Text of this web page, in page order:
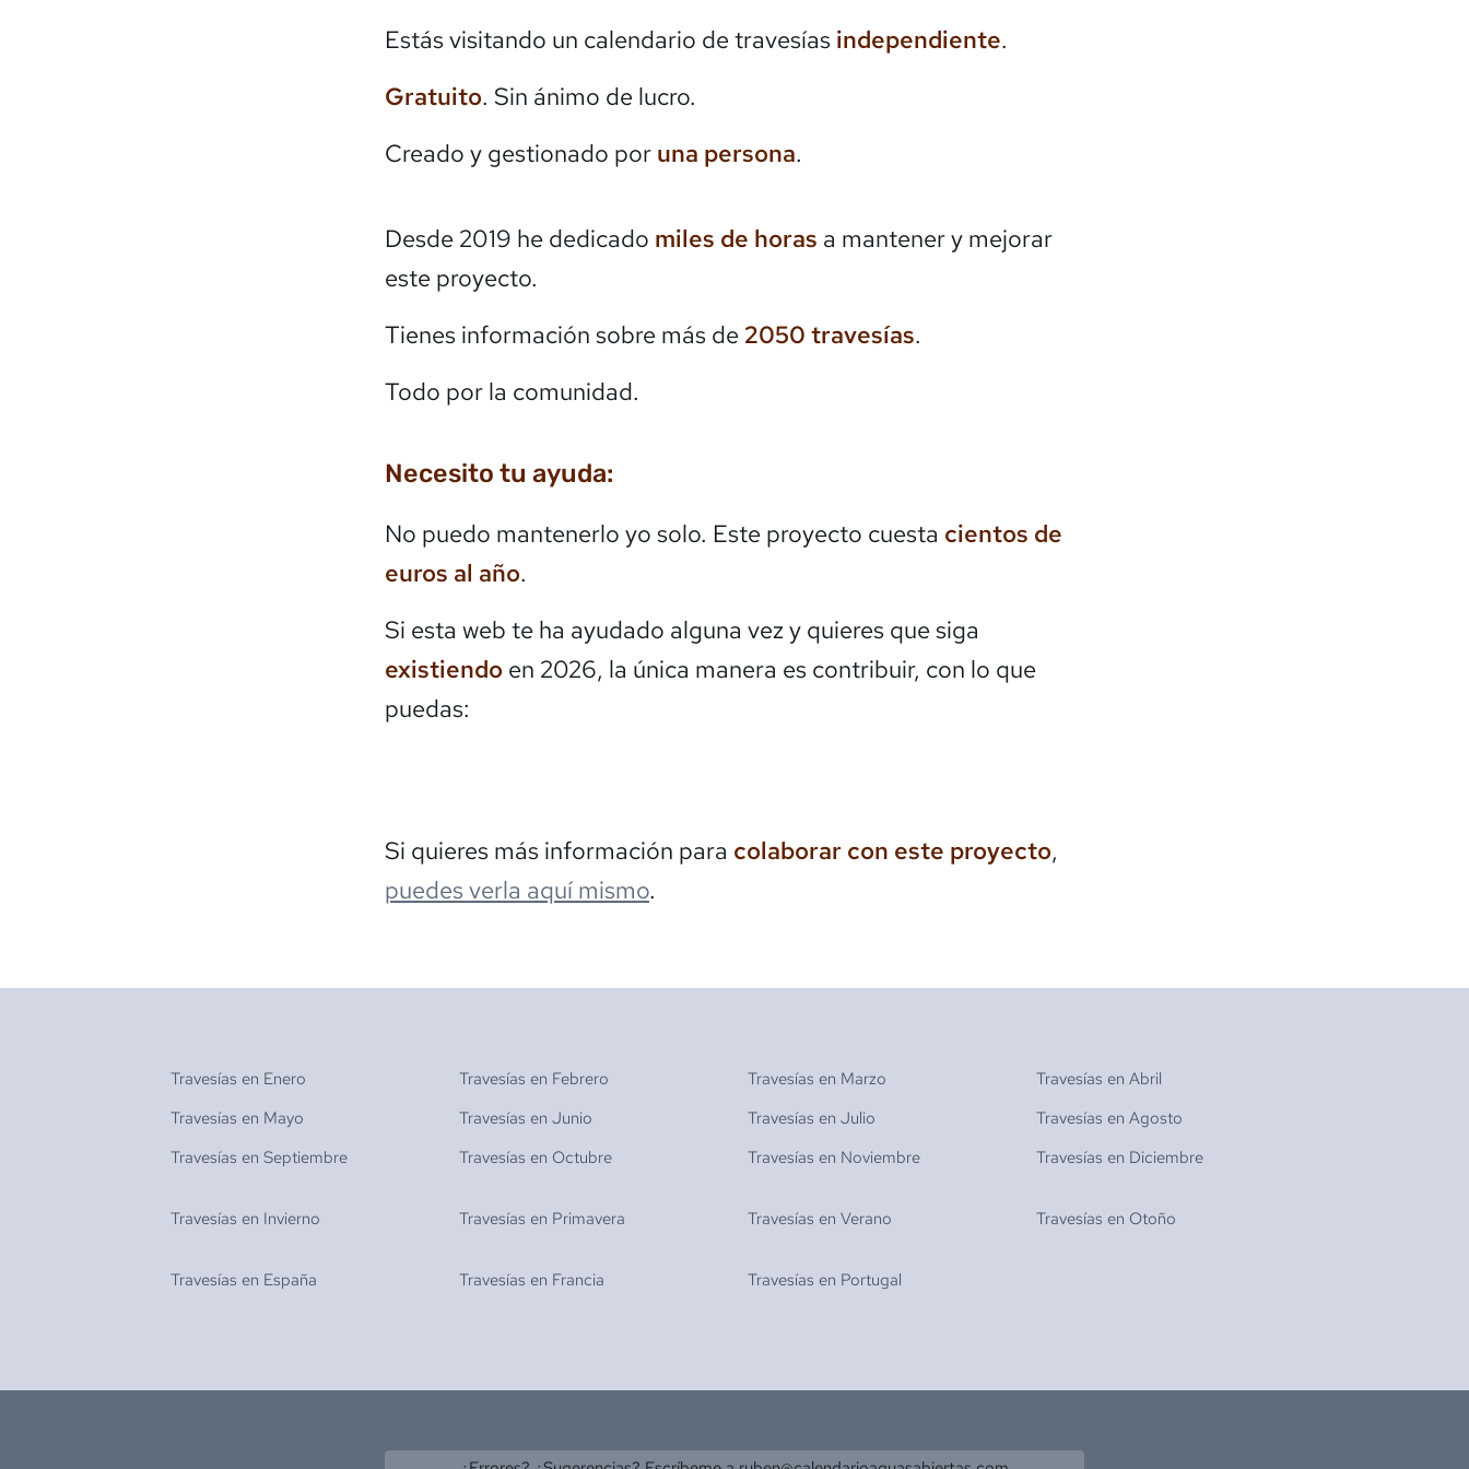
Estás visitando un calendario de travesías independiente.
Gratuito. Sin ánimo de lucro.
Creado y gestionado por una persona.
Desde 2019 he dedicado miles de horas a mantener y mejorar
este proyecto.
Tienes información sobre más de 2050 travesías.
Todo por la comunidad.
Necesito tu ayuda:
No puedo mantenerlo yo solo. Este proyecto cuesta cientos de
euros al año.
Si esta web te ha ayudado alguna vez y quieres que siga
existiendo en 2026, la única manera es contribuir, con lo que
puedas:
Si quieres más información para colaborar con este proyecto,
puedes verla aquí mismo.
Travesías en Enero Travesías en Febrero Travesías en Marzo Travesías en Abril
Travesías en Mayo Travesías en Junio Travesías en Julio Travesías en Agosto
Travesías en Septiembre Travesías en Octubre Travesías en Noviembre Travesías en Diciembre
Travesías en Invierno Travesías en Primavera Travesías en Verano Travesías en Otoño
Travesías en España Travesías en Francia Travesías en Portugal